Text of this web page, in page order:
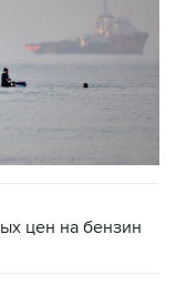
цен на бензин